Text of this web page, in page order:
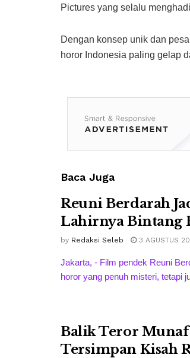
Pictures yang selalu
Dengan konsep unik dan
horor Indonesia paling gelap
Baca Juga
Reuni Berdarah
Lahirnya Bintang
by Redaksi Seleb 3 AGUSTUS
Jakarta, - Film pendek Reuni
horor yang penuh misteri, tetapi
Balik Teror
Tersimpan Kisah